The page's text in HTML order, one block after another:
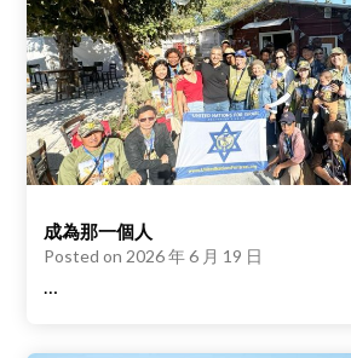
成為那一個人
Posted on2026 年 6 月 19 日
…